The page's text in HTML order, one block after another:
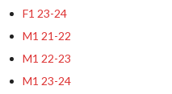
F1 23-24
M1 21-22
M1 22-23
M1 23-24